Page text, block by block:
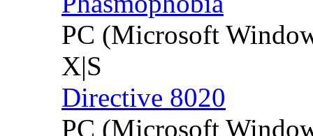
PC (Microsoft
X|S
Directive 8020
PC (Microsoft